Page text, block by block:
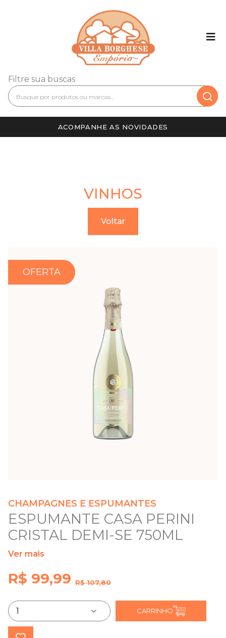
Filtre sua buscas
ACOMPANHE AS NOVIDADES
VINHOS
Voltar
OFERTA
CHAMPAGNES E ESPUMANTES
ESPUMANTE CASA PERINI
CRISTAL DEMI-SE 750ML
Ver mais
R$ 99,99 R$ 107,80
CARRINHO